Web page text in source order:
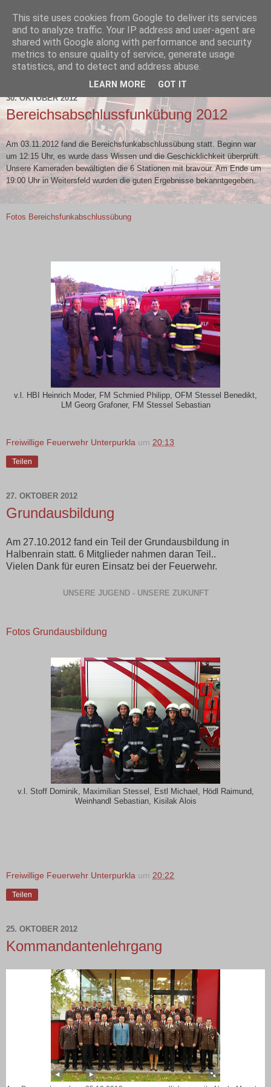
30. OKTOBER 2012
Bereichsabschlussfunkübung 2012
Am 03.11.2012 fand die Bereichsfunkabschlussübung statt. Beginn war
um 12:15 Uhr, es wurde dass Wissen und die Geschicklichkeit überprüft.
Unsere Kameraden bewältigten die 6 Stationen mit bravour. Am Ende um
19:00 Uhr in Weitersfeld wurden die guten Ergebnisse bekanntgegeben.
Fotos Bereichsfunkabschlussübung
v.l. HBI Heinrich Moder, FM Schmied Philipp, OFM Stessel Benedikt,
LM Georg Grafoner, FM Stessel Sebastian
Freiwillige Feuerwehr Unterpurkla um 20:13
Teilen
27. OKTOBER 2012
Grundausbildung
Am 27.10.2012 fand ein Teil der Grundausbildung in
Halbenrain statt. 6 Mitglieder nahmen daran Teil..
Vielen Dank für euren Einsatz bei der Feuerwehr.
UNSERE JUGEND - UNSERE ZUKUNFT
Fotos Grundausbildung
v.l. Stoff Dominik, Maximilian Stessel, Estl Michael, Hödl Raimund,
Weinhandl Sebastian, Kisilak Alois
Freiwillige Feuerwehr Unterpurkla um 20:22
Teilen
25. OKTOBER 2012
Kommandantenlehrgang
This site uses cookies from Google to deliver its services
and to analyze traffic. Your IP address and user-agent are
shared with Google along with performance and security
metrics to ensure quality of service, generate usage
statistics, and to detect and address abuse.
LEARN MORE GOT IT